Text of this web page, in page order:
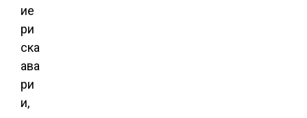
ие
ри
ска
ава
ри
и,